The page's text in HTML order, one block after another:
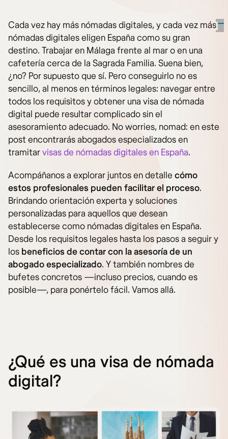
Cada vez hay más nómadas digitales, y cada vez más
nómadas digitales eligen España como su gran
destino. Trabajar en Málaga frente al mar o en una
cafetería cerca de la Sagrada Familia. Suena bien,
¿no? Por supuesto que sí. Pero conseguirlo no es
sencillo, al menos en términos legales: navegar entre
todos los requisitos y obtener una visa de nómada
digital puede resultar complicado sin el
asesoramiento adecuado. No worries, nomad: en este
post encontrarás abogados especializados en
tramitarvisas de nómadas digitales en España.
Acompáñanos a explorar juntos en detalle cómo
estos profesionales pueden facilitar el proceso.
Brindando orientación experta y soluciones
personalizadas para aquellos que desean
establecerse como nómadas digitales en España.
Desde los requisitos legales hasta los pasos a seguir y
los beneficios de contar con la asesoría de un
abogado especializado. Y también nombres de
bufetes concretos —incluso precios, cuando es
posible—, para ponértelo fácil. Vamos allá.
¿Qué es una visa de nómada
digital?